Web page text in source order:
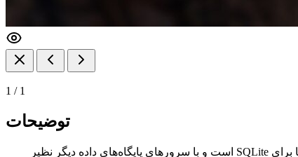
1 / 1
توضیحات
تنها برای SQLite است و با سرورهای پایگاه‌های داده دیگر نظیر